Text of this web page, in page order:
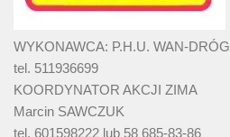
WYKONAWCA: P.H.U. WAN-DRÓG
tel. 511936699
KOORDYNATOR AKCJI ZIMA
Marcin SAWCZUK
tel. 601598222 lub 58 685-83-86